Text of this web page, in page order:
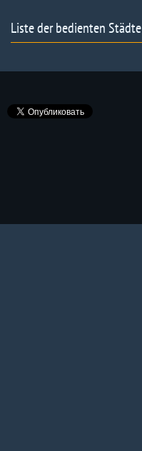
Liste der bedienten Städte